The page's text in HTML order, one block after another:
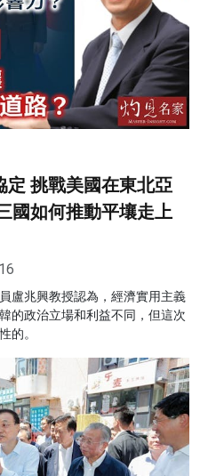
定 挑戰美國在東北亞
國如何推動平壤走上
盧兆興教授認為，經濟實用主義
的政治立場和利益不同，但這次
的。